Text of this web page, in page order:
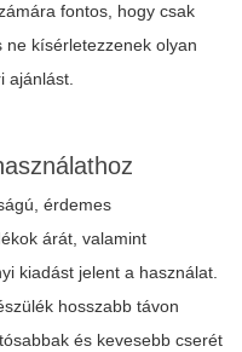
fontos, hogy csak
kísérletezzenek olyan
ajánlást.
érdemes
árát, valamint
kiadást jelent a használat.
hosszabb távon
és kevesebb cserét